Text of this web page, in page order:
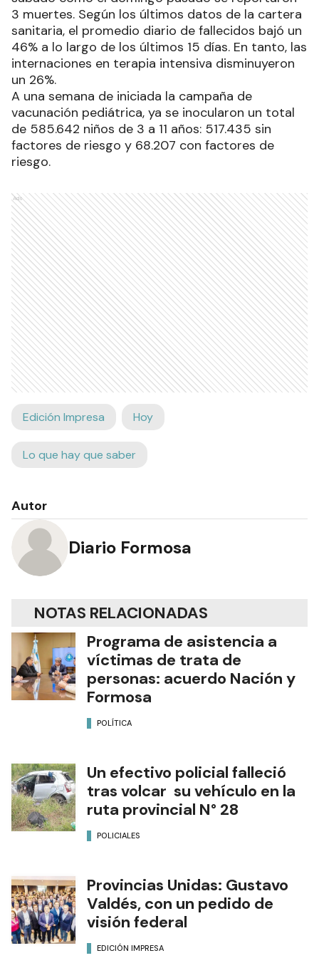
3 muertes. Según los últimos datos de la cartera
sanitaria, el promedio diario de fallecidos bajó un
46% a lo largo de los últimos 15 días. En tanto, las
internaciones en terapia intensiva disminuyeron
un 26%.
A una semana de iniciada la campaña de
vacunación pediátrica, ya se inocularon un total
de 585.642 niños de 3 a 11 años: 517.435 sin
factores de riesgo y 68.207 con factores de
riesgo.
Ads
Edición Impresa Hoy
Lo que hay que saber
Autor
Diario Formosa
NOTAS RELACIONADAS
Programa de asistencia a
víctimas de trata de
personas: acuerdo Nación y
Formosa
POLÍTICA
Un efectivo policial falleció
tras volcar su vehículo en la
ruta provincial N° 28
POLICIALES
Provincias Unidas: Gustavo
Valdés, con un pedido de
visión federal
EDICIÓN IMPRESA